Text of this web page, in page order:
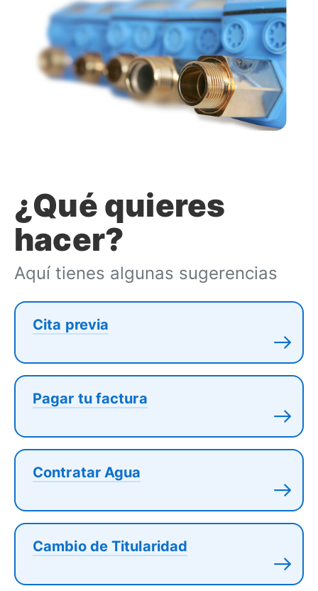
¿Qué quieres
hacer?
Aquí tienes algunas sugerencias
Cita previa
Pagar tu factura
Contratar Agua
Cambio de Titularidad